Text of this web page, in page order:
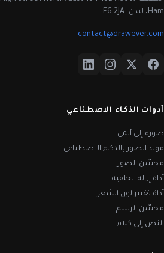
Ham، لندن، E6 2JA
contact@drawever.com
أدوات الذكاء الاصطناعي
صورة إلى أنمي
مولد الصور بالذكاء الاصطناعي
محسّن الصور
أداة إزالة الخلفية
أداة تغيير لون الشعر
محسّن الرسم
النص إلى كلام